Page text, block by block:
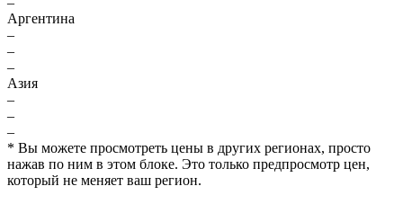
Аргентина
–
–
–
Азия
–
–
–
* Вы можете просмотреть цены в других регионах, просто
нажав по ним в этом блоке. Это только предпросмотр цен,
который не меняет ваш регион.